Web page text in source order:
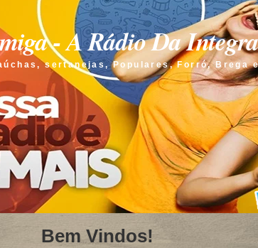
- A Rádio Da
sertanejas, Populares, Forró, Brega
Bem Vindos!